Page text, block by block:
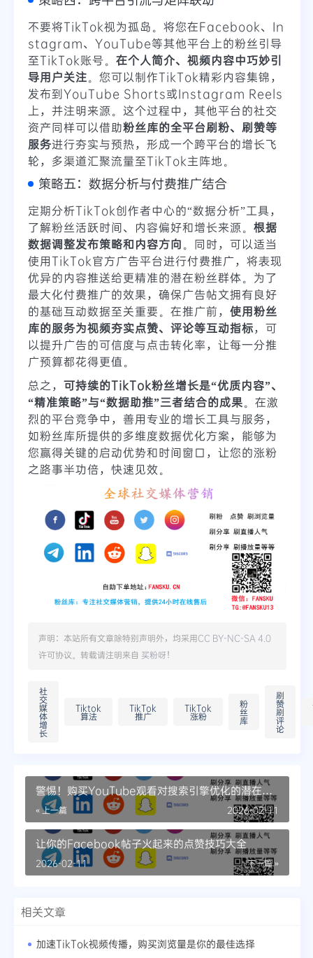
不要将TikTok视为孤岛。将您在Facebook、In
stagram、YouTube等其他平台上的粉丝引导
至TikTok账号。 在个人简介、视频内容中巧妙引
导用户关注。您可以制作TikTok精彩内容集锦，
发布到YouTube Shorts或Instagram Reels
上，并注明来源。这个过程中，其他平台的社交
资产同样可以借助粉丝库的全平台刷粉、刷赞等
服务进行夯实与预热，形成一个跨平台的增长飞
轮，多渠道汇聚流量至TikTok主阵地。
策略五：数据分析与付费推广结合
定期分析TikTok创作者中心的“数据分析”工具，
了解粉丝活跃时间、内容偏好和增长来源。 根据
数据调整发布策略和内容方向 。同时，可以适当
使用TikTok官方广告平台进行付费推广，将表现
优异的内容推送给更精准的潜在粉丝群体。为了
最大化付费推广的效果，确保广告帖文拥有良好
的基础互动数据至关重要。在推广前， 使用粉丝
库的服务为视频夯实点赞、评论等互动指标，可
以提升广告的可信度与点击转化率，让每一分推
广预算都花得更值。
总之， 可持续的TikTok粉丝增长是“优质内容”、
“精准策略”与“数据助推”三者结合的成果。在激
烈的平台竞争中，善用专业的增长工具与服务，
如粉丝库所提供的多维度数据优化方案，能够为
您赢得关键的启动优势和时间窗口，让您的涨粉
之路事半功倍，快速见效。
声明：本站所有文章除特别声明外，均采用CC BY-NC-SA 4.0
许可协议。转载请注明来自 买粉呀！
社
交
媒
体
增
长
Tiktok
算法
TikTok
推广
TikTok
涨粉
粉
丝
库
刷
赞
刷
评
论
警惕！购买YouTube观看对搜索引擎优化的潜在风
险
« 上一篇 2026-02-11
让你的Facebook帖子火起来的点赞技巧大全
下一篇 »
2026-02-11
相关文章
加速TikTok视频传播，购买浏览量是你的最佳选择